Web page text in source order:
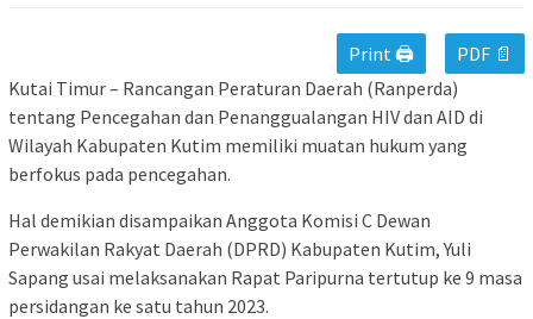
Print 🖨
PDF 📄
Kutai Timur – Rancangan Peraturan Daerah (Ranperda)
tentang Pencegahan dan Penanggualangan HIV dan AID di
Wilayah Kabupaten Kutim memiliki muatan hukum yang
berfokus pada pencegahan.
Hal demikian disampaikan Anggota Komisi C Dewan
Perwakilan Rakyat Daerah (DPRD) Kabupaten Kutim, Yuli
Sapang usai melaksanakan Rapat Paripurna tertutup ke 9 masa
persidangan ke satu tahun 2023.